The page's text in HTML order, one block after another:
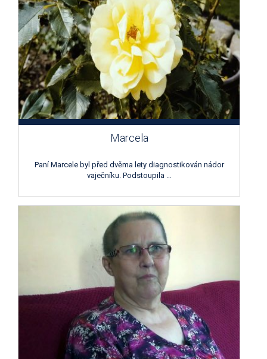
Marcela
Paní Marcele byl před dvěma lety diagnostikován nádor
vaječníku. Podstoupila …